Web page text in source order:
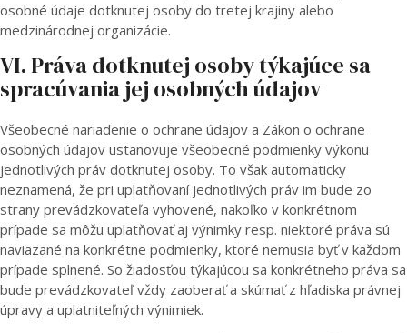
osobné údaje dotknutej osoby do tretej krajiny alebo
medzinárodnej organizácie.
VI. Práva dotknutej osoby týkajúce sa
spracúvania jej osobných údajov
Všeobecné nariadenie o ochrane údajov a Zákon o ochrane
osobných údajov ustanovuje všeobecné podmienky výkonu
jednotlivých práv dotknutej osoby. To však automaticky
neznamená, že pri uplatňovaní jednotlivých práv im bude zo
strany prevádzkovateľa vyhovené, nakoľko v konkrétnom
prípade sa môžu uplatňovať aj výnimky resp. niektoré práva sú
naviazané na konkrétne podmienky, ktoré nemusia byť v každom
prípade splnené. So žiadosťou týkajúcou sa konkrétneho práva sa
bude prevádzkovateľ vždy zaoberať a skúmať z hľadiska právnej
úpravy a uplatniteľných výnimiek.